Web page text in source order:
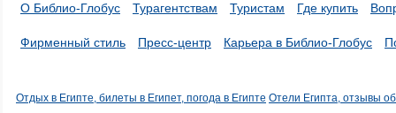
О Библио-Глобус Турагентствам Туристам Где купить
Фирменный стиль Пресс-центр Карьера в Библио-Глобус
Отдых в Египте, билеты в Египет, погода в Египте Отели Египта, отзывы